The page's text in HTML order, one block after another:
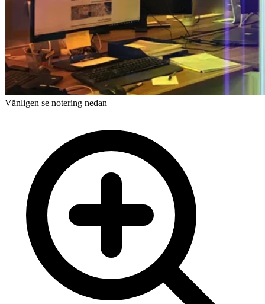
Vänligen se notering nedan